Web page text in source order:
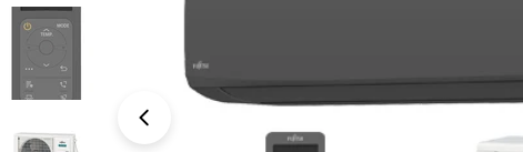
Nyissa meg a 0 médiafájlt modális mappában